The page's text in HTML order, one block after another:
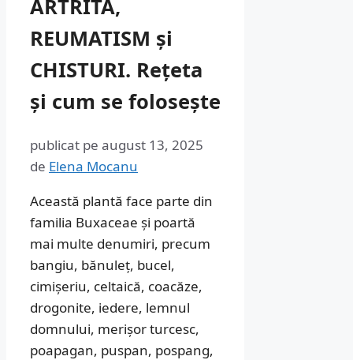
ARTRITĂ,
REUMATISM și
CHISTURI. Rețeta
și cum se folosește
publicat pe august 13, 2025
de Elena Mocanu
Această plantă face parte din
familia Buxaceae și poartă
mai multe denumiri, precum
bangiu, bănuleț, bucel,
cimișeriu, celtaică, coacăze,
drogonite, iedere, lemnul
domnului, merișor turcesc,
poapagan, puspan, pospang,